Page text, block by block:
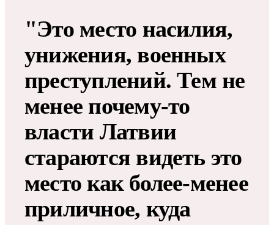
"Это место насилия,
унижения, военных
преступлений. Тем не
менее почему-то
власти Латвии
стараются видеть это
место как более-менее
приличное, куда